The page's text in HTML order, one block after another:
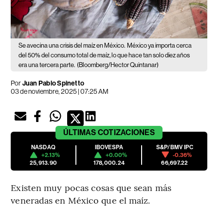
Se avecina una crisis del maíz en México. México ya importa cerca
del 50% del consumo total de maíz, lo que hace tan solo diez años
era una tercera parte. (Bloomberg/Hector Quintanar)
PorJuan Pablo Spinetto
03 de noviembre, 2025 | 07:25 AM
ÚLTIMAS COTIZACIONES
NASDAQ
+2.13%
25,913.90
IBOVESPA
+0.00%
178,000.24
S&P/BMV IPC
-0.36%
66,697.22
Existen muy pocas cosas que sean más
veneradas en México que el maíz.